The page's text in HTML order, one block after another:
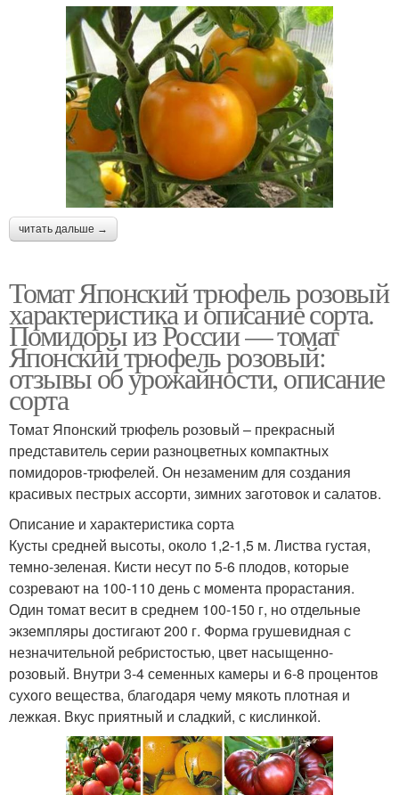
читать дальше →
Томат Японский трюфель розовый
характеристика и описание сорта.
Помидоры из России — томат
Японский трюфель розовый:
отзывы об урожайности, описание
сорта
Томат Японский трюфель розовый – прекрасный
представитель серии разноцветных компактных
помидоров-трюфелей. Он незаменим для создания
красивых пестрых ассорти, зимних заготовок и салатов.
Описание и характеристика сорта
Кусты средней высоты, около 1,2-1,5 м. Листва густая,
темно-зеленая. Кисти несут по 5-6 плодов, которые
созревают на 100-110 день с момента прорастания.
Один томат весит в среднем 100-150 г, но отдельные
экземпляры достигают 200 г. Форма грушевидная с
незначительной ребристостью, цвет насыщенно-
розовый. Внутри 3-4 семенных камеры и 6-8 процентов
сухого вещества, благодаря чему мякоть плотная и
лежкая. Вкус приятный и сладкий, с кислинкой.